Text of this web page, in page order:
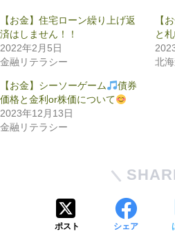
【お金】住宅ローン繰り上げ返
済はしません！！
2022年2月5日
金融リテラシー
【
と
北
【お金】シーソーゲーム
債券
価格と金利or株価について
2023年12月13日
金融リテラシー
ポスト シェア